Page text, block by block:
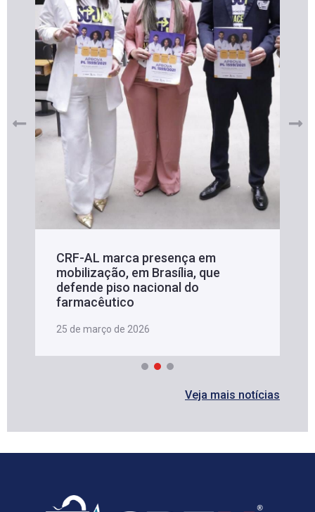
CRF-AL marca presença em
mobilização, em Brasília, que
defende piso nacional do
farmacêutico
25 de março de 2026
Veja mais notícias